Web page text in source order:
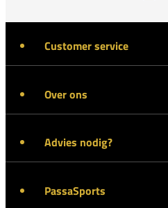
Customer service
Over ons
Advies nodig?
PassaSports